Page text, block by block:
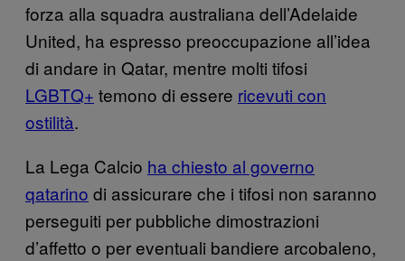
forza alla squadra australiana dell’Adelaide
United, ha espresso preoccupazione all’idea
di andare in Qatar, mentre molti tifosi
LGBTQ+ temono di essere ricevuti con
ostilità.
La Lega Calcio ha chiesto al governo
qatarino di assicurare che i tifosi non saranno
perseguiti per pubbliche dimostrazioni
d’affetto o per eventuali bandiere arcobaleno,